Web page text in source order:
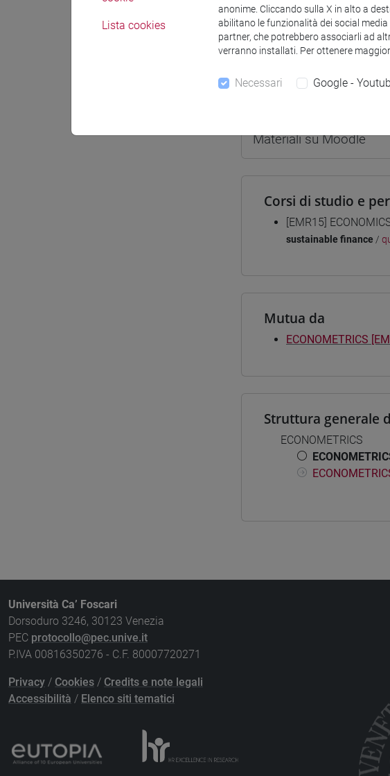
Docenti
PETROVA Katerina-
Materiali su Moodle
Corsi di studio e
[EMR15]
sustainable finance /
Mutua da
ECONOMETRICS
Struttura generale
ECONOMETRICS
Università Ca’ Foscari
Dorsoduro 3246, 30123 Venezia
PEC protocollo@pec.unive.it
P.IVA 00816350276 - C.F. 80007720271
Privacy / Cookies / Credits e note legali
Accessibilità / Elenco siti tematici
Lista cookies
anonime. Cliccando sulla X in alto a
abilitano le funzionalità dei social
partner, che potrebbero associarli ad
verranno installati. Per ottenere
Necessari Google -